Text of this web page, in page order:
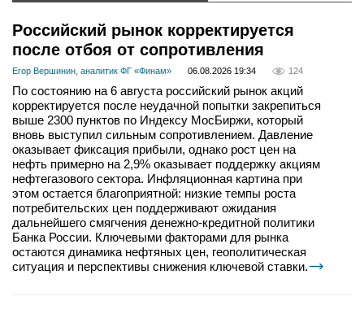
Российский рынок корректируется
после отбоя от сопротивления
Егор Вершинин, аналитик ФГ «Финам» 06.08.2026 19:34 124
По состоянию на 6 августа российский рынок акций
корректируется после неудачной попытки закрепиться
выше 2300 пунктов по Индексу МосБиржи, который
вновь выступил сильным сопротивлением. Давление
оказывает фиксация прибыли, однако рост цен на
нефть примерно на 2,9% оказывает поддержку акциям
нефтегазового сектора. Инфляционная картина при
этом остается благоприятной: низкие темпы роста
потребительских цен поддерживают ожидания
дальнейшего смягчения денежно-кредитной политики
Банка России. Ключевыми факторами для рынка
остаются динамика нефтяных цен, геополитическая
ситуация и перспективы снижения ключевой ставки.